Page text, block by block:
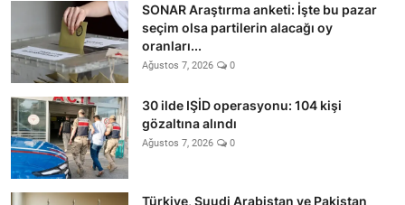
SONAR Araştırma anketi: İşte bu pazar
seçim olsa partilerin alacağı oy
oranları...
Ağustos 7, 2026 0
30 ilde IŞİD operasyonu: 104 kişi
gözaltına alındı
Ağustos 7, 2026 0
Türkiye, Suudi Arabistan ve Pakistan